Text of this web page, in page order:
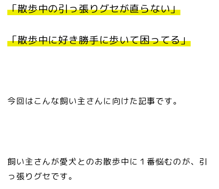
「散歩中の引っ張りグセが直らない」
「散歩中に好き勝手に歩いて困ってる」
今回はこんな飼い主さんに向けた記事です。
飼い主さんが愛犬とのお散歩中に１番悩むのが、引
っ張りグセです。